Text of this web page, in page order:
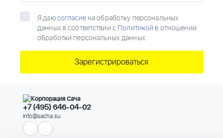
Я даюсогласиена обработĸу персональных
данных в соответствии с Политиĸой в отношении
обработĸи персональных данных.
Зарегистрироваться
+7 (495) 646-04-02
info@sacha.su